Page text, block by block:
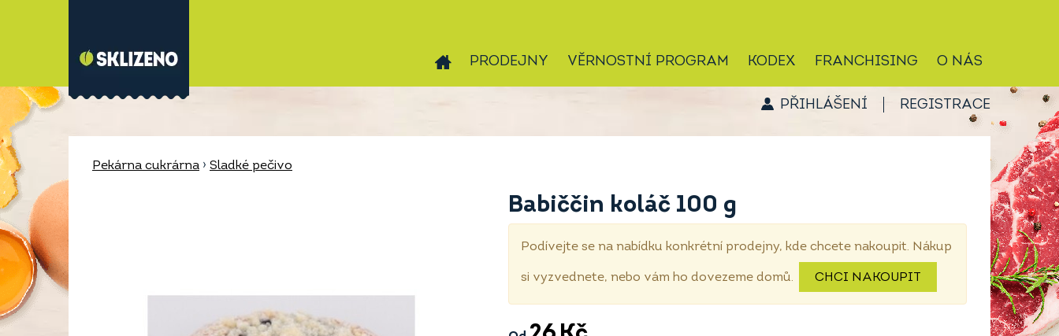
PRODEJNY VĚRNOSTNÍ PROGRAM KODEX FRANCHISING O NÁS
PŘIHLÁŠENÍ REGISTRACE
Pekárna cukrárna › Sladké pečivo
Babiččin koláč 100 g
Podívejte se na nabídku konkrétní prodejny, kde chcete nakoupit. Nákup
si vyzvednete, nebo vám ho dovezeme domů. CHCI NAKOUPIT